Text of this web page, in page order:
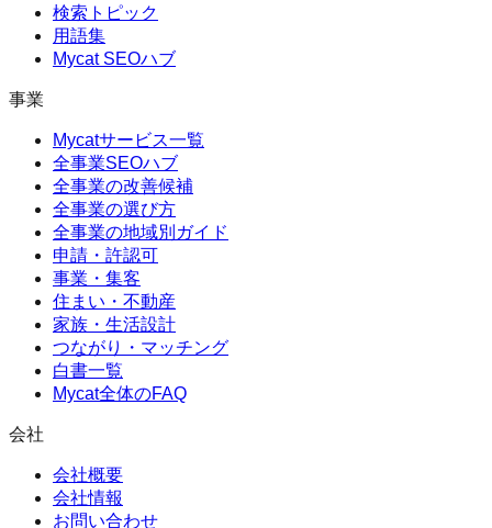
検索トピック
用語集
Mycat SEOハブ
事業
Mycatサービス一覧
全事業SEOハブ
全事業の改善候補
全事業の選び方
全事業の地域別ガイド
申請・許認可
事業・集客
住まい・不動産
家族・生活設計
つながり・マッチング
白書一覧
Mycat全体のFAQ
会社
会社概要
会社情報
お問い合わせ